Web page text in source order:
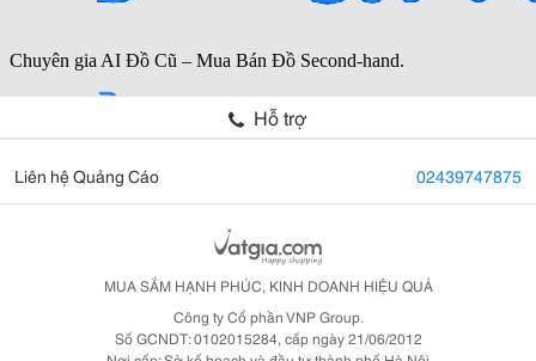
Hỗ trợ
Liên hệ Quảng Cáo 02439747875
MUA SẮM HẠNH PHÚC, KINH DOANH HIỆU QUẢ
Công ty Cổ phần VNP Group.
Số GCNDT: 0102015284, cấp ngày 21/06/2012